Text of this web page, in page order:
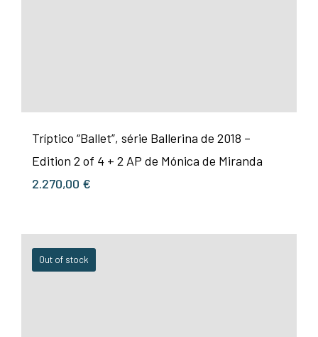
Tríptico “Ballet”, série Ballerina de 2018 –
Edition 2 of 4 + 2 AP de Mónica de Miranda
2.270,00 €
Out of stock